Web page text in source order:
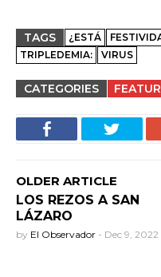
TAGS ¿ESTÁ
TRIPLEDEMIA:
VIRUS
CATEGORIES
OLDER ARTICLE
LOS REZOS A SAN
LÁZARO
by El Observador - Dec 9, 2022